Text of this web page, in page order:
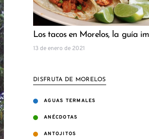
Los tacos en Morelos, la guía
13 de enero de 2021
DISFRUTA DE MORELOS
AGUAS TERMALES
ANÉCDOTAS
ANTOJITOS